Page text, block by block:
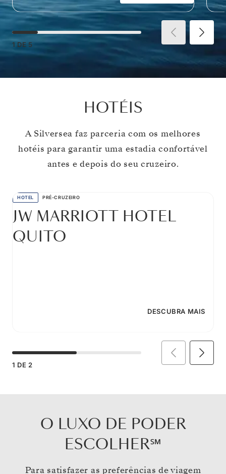
1 DE 5
HOTÉIS
A Silversea faz parceria com os melhores
hotéis para garantir uma estadia confortável
antes e depois do seu cruzeiro.
HOTEL PRÉ-CRUZEIRO
JW MARRIOTT HOTEL
QUITO
DESCUBRA MAIS
1 DE 2
O LUXO DE PODER
ESCOLHER℠
Para satisfazer as preferências de viagem